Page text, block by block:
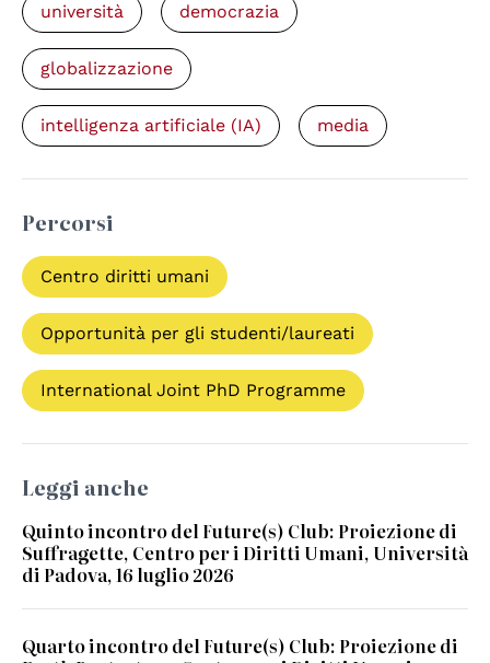
università democrazia
globalizzazione
intelligenza artificiale (IA) media
Percorsi
Centro diritti umani
Opportunità per gli studenti/laureati
International Joint PhD Programme
Leggi anche
Quinto incontro del Future(s) Club: Proiezione di
Suffragette, Centro per i Diritti Umani, Università
di Padova, 16 luglio 2026
Quarto incontro del Future(s) Club: Proiezione di